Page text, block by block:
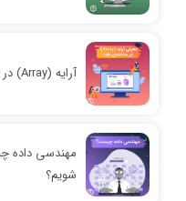
آرایه (Array) در ساختمان داده
مهندسی داده
شویم؟